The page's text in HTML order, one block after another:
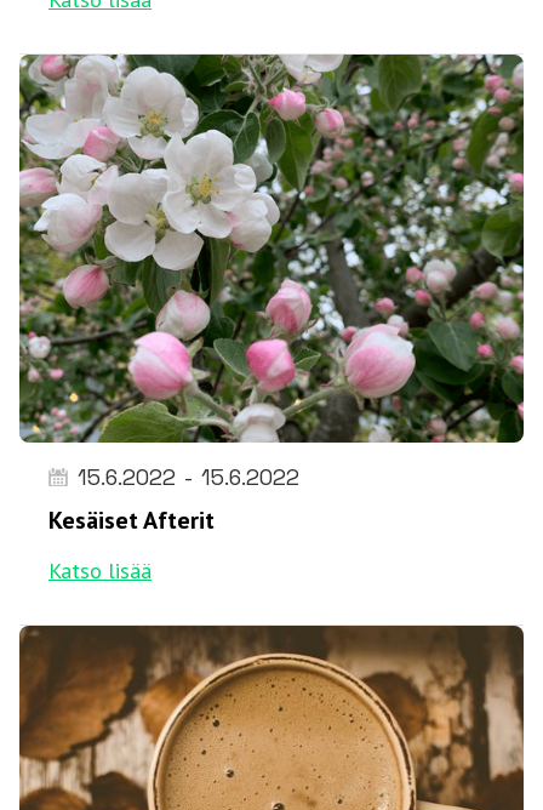
15.6.2022 - 15.6.2022
Kesäiset Afterit
Katso lisää